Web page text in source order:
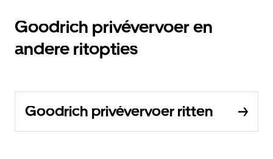
Goodrich privévervoer en
andere ritopties
Goodrich privévervoer ritten